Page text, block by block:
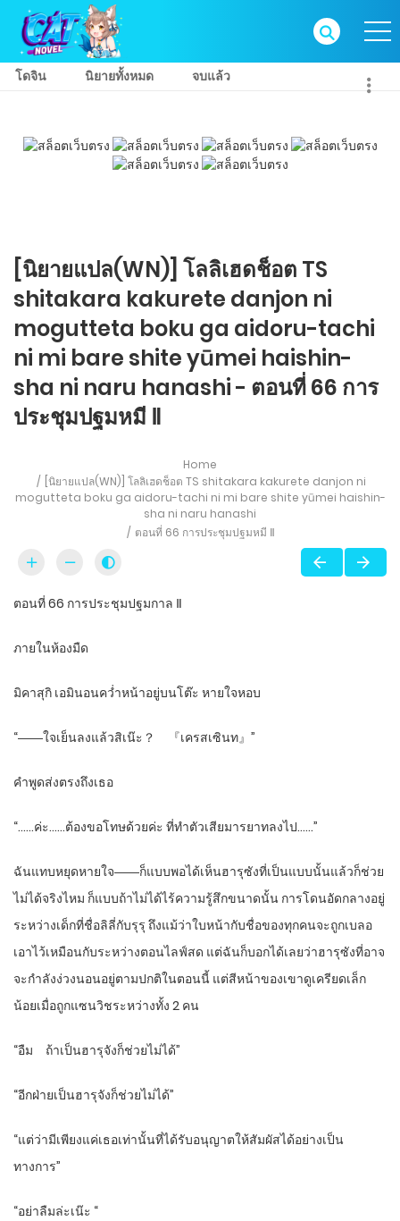
โดจิน นิยายทั้งหมด จบแล้ว
[นิยายแปล(WN)] โลลิเฮดช็อต TS
shitakara kakurete danjon ni
mogutteta boku ga aidoru-tachi
ni mi bare shite yūmei haishin-
sha ni naru hanashi - ตอนที่ 66 การ
ประชุมปฐมหมี Ⅱ
Home
[นิยายแปล(WN)] โลลิเฮดช็อต TS shitakara kakurete danjon ni
mogutteta boku ga aidoru-tachi ni mi bare shite yūmei haishin-
sha ni naru hanashi
ตอนที่ 66 การประชุมปฐมหมี Ⅱ
ตอนที่ 66 การประชุมปฐมกาล Ⅱ
ภายในห้องมืด
มิคาสุกิ เอมินอนคว่ำหน้าอยู่บนโต๊ะ หายใจหอบ
“――ใจเย็นลงแล้วสิเน๊ะ？ 『เครสเซินท』”
คำพูดส่งตรงถึงเธอ
“……ค่ะ……ต้องขอโทษด้วยค่ะ ที่ทำตัวเสียมารยาทลงไป……”
ฉันแทบหยุดหายใจ――ก็แบบพอได้เห็นฮารุซังที่เป็นแบบนั้นแล้วก็ช่วย
ไม่ได้จริงไหม ก็แบบถ้าไม่ได้ไร้ความรู้สึกขนาดนั้น การโดนอัดกลางอยู่
ระหว่างเด็กที่ชื่อลิลี่กับรุรุ ถึงแม้ว่าใบหน้ากับชื่อของทุกคนจะถูกเบลอ
เอาไว้เหมือนกับระหว่างตอนไลฟ์สด แต่ฉันก็บอกได้เลยว่าฮารุซังที่อาจ
จะกำลังง่วงนอนอยู่ตามปกติในตอนนี้ แต่สีหน้าของเขาดูเครียดเล็ก
น้อยเมื่อถูกแซนวิชระหว่างทั้ง 2 คน
“อืม ถ้าเป็นฮารุจังก็ช่วยไม่ได้”
“อีกฝ่ายเป็นฮารุจังก็ช่วยไม่ได้”
“แต่ว่ามีเพียงแค่เธอเท่านั้นที่ได้รับอนุญาตให้สัมผัสได้อย่างเป็น
ทางการ”
“อย่าลืมล่ะเน๊ะ “